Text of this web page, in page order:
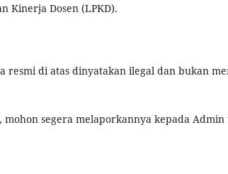
Kinerja Dosen (LPKD).
resmi di atas dinyatakan ilegal dan bukan
segera melaporkannya kepada